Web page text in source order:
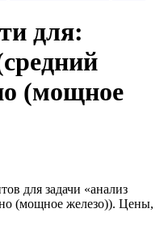
для:
(мощное
для задачи «анализ
(мощное железо)). Цены,